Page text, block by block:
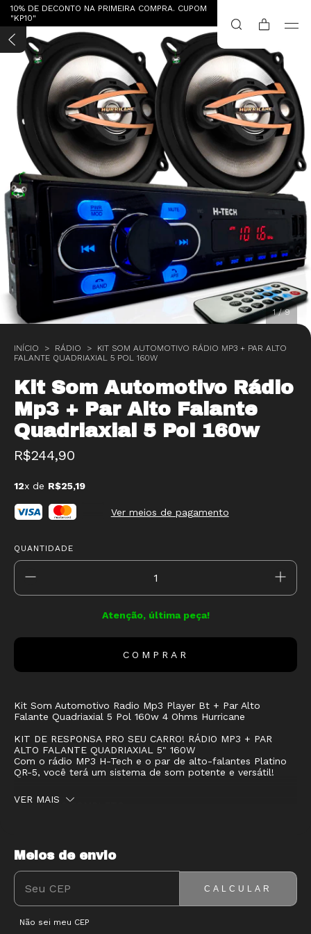
10% DE DECONTO NA PRIMEIRA COMPRA. CUPOM
"KP10"
1/9
INÍCIO > RÁDIO >
KIT SOM AUTOMOTIVO RÁDIO MP3 + PAR ALTO
FALANTE QUADRIAXIAL 5 POL 160W
Kit Som Automotivo Rádio
Mp3 + Par Alto Falante
Quadriaxial 5 Pol 160w
R$244,90
12x de R$25,19
Ver meios de pagamento
QUANTIDADE
Atenção, última peça!
Kit Som Automotivo Radio Mp3 Player Bt + Par Alto
Falante Quadriaxial 5 Pol 160w 4 Ohms Hurricane
KIT DE RESPONSA PRO SEU CARRO! RÁDIO MP3 + PAR
ALTO FALANTE QUADRIAXIAL 5" 160W
Com o rádio MP3 H-Tech e o par de alto-falantes Platino
QR-5, você terá um sistema de som potente e versátil!
RÁDIO MP3 COMPLETO
SOM QUADRIAXIAL DE ALTA PERFORMANCE
O alto-falante Platino QR-5 de 5 polegadas oferece uma
reprodução sonora precisa e equilibrada em todas as
frequências, graças às suas 4 vias integradas. Sinta os
graves profundos, os médios e também agudos cristalinos.
DESIGN MODERNO E COMPACTO
Tanto o alto falante, como o rádio, são super estilosos e
VER MAIS
ENTREGAS PARA O CEP:
Meios de envio
CALCULAR
Não sei meu CEP